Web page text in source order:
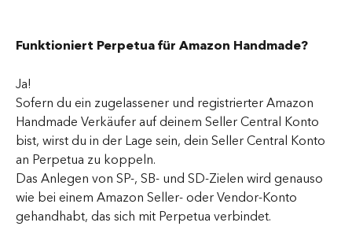
Funktioniert Perpetua für Amazon Handmade?
Ja!
Sofern du ein zugelassener und registrierter Amazon
Handmade Verkäufer auf deinem Seller Central Konto
bist, wirst du in der Lage sein, dein Seller Central Konto
an Perpetua zu koppeln.
Das Anlegen von SP-, SB- und SD-Zielen wird genauso
wie bei einem Amazon Seller- oder Vendor-Konto
gehandhabt, das sich mit Perpetua verbindet.